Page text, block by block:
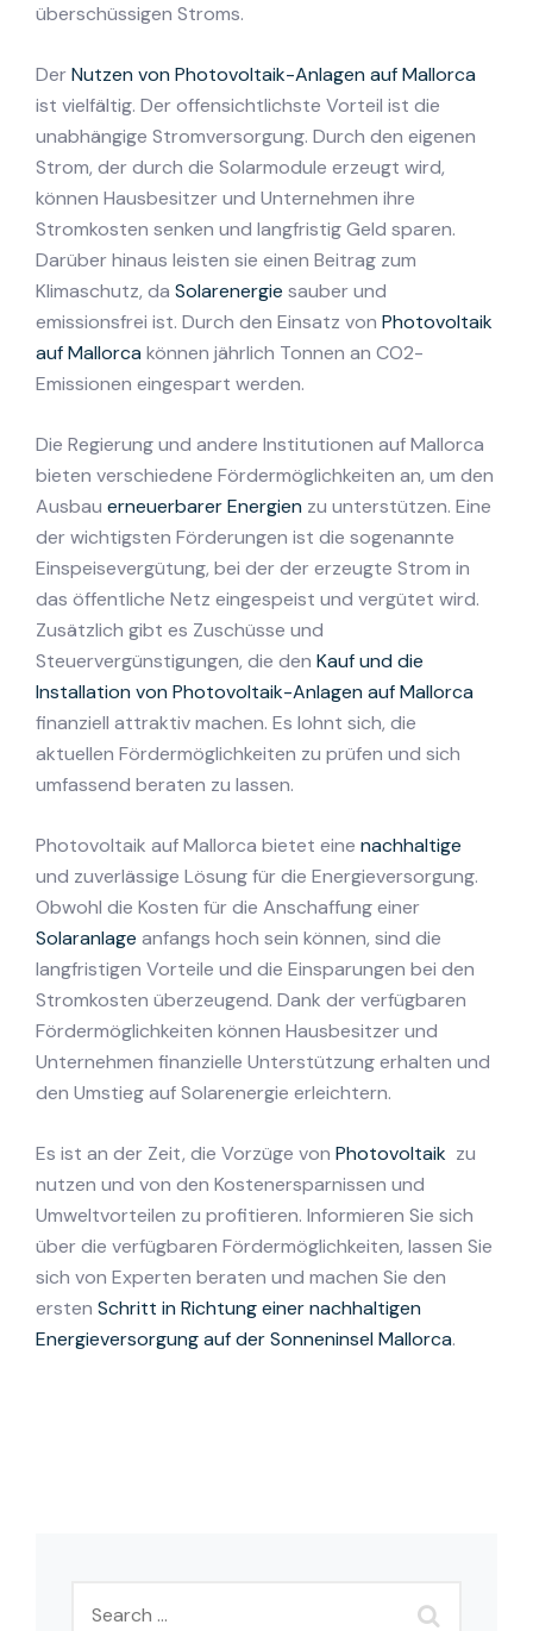
überschüssigen Stroms.
DerNutzen von Photovoltaik-Anlagen auf Mallorca
ist vielfältig. Der offensichtlichste Vorteil ist die
unabhängige Stromversorgung. Durch den eigenen
Strom, der durch die Solarmodule erzeugt wird,
können Hausbesitzer und Unternehmen ihre
Stromkosten senken und langfristig Geld sparen.
Darüber hinaus leisten sie einen Beitrag zum
Klimaschutz, da Solarenergie sauber und
emissionsfrei ist. Durch den Einsatz von Photovoltaik
auf Mallorca können jährlich Tonnen an CO2-
Emissionen eingespart werden.
Die Regierung und andere Institutionen auf Mallorca
bieten verschiedene Fördermöglichkeiten an, um den
Ausbau erneuerbarer Energien zu unterstützen. Eine
der wichtigsten Förderungen ist die sogenannte
Einspeisevergütung, bei der der erzeugte Strom in
das öffentliche Netz eingespeist und vergütet wird.
Zusätzlich gibt es Zuschüsse und
Steuervergünstigungen, die den Kauf und die
Installation von Photovoltaik-Anlagen auf Mallorca
finanziell attraktiv machen. Es lohnt sich, die
aktuellen Fördermöglichkeiten zu prüfen und sich
umfassend beraten zu lassen.
Photovoltaik auf Mallorca bietet eine nachhaltige
und zuverlässige Lösung für die Energieversorgung.
Obwohl die Kosten für die Anschaffung einer
Solaranlage anfangs hoch sein können, sind die
langfristigen Vorteile und die Einsparungen bei den
Stromkosten überzeugend. Dank der verfügbaren
Fördermöglichkeiten können Hausbesitzer und
Unternehmen finanzielle Unterstützung erhalten und
den Umstieg auf Solarenergie erleichtern.
Es ist an der Zeit, die Vorzüge von Photovoltaik zu
nutzen und von den Kostenersparnissen und
Umweltvorteilen zu profitieren. Informieren Sie sich
über die verfügbaren Fördermöglichkeiten, lassen Sie
sich von Experten beraten und machen Sie den
ersten Schritt in Richtung einer nachhaltigen
Energieversorgung auf der Sonneninsel Mallorca.